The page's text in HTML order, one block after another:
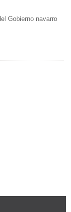
Gobierno navarro